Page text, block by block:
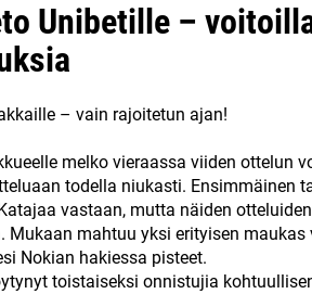
Unibetille –
– vain rajoitetun ajan!
melko vieraassa viiden ottelun
todella niukasti. Ensimmäinen
vastaan, mutta näiden
Mukaan mahtuu yksi erityisen
Nokian hakiessa pisteet.
toistaiseksi onnistujia